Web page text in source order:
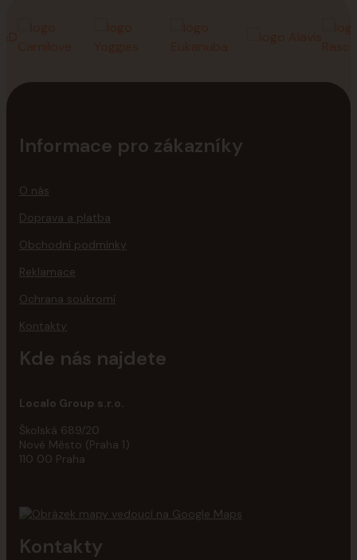
Informace pro zákazníky
O nás
Doprava a platba
Obchodní podmínky
Reklamace
Ochrana soukromí
Kontakty
Kde nás najdete
Localo Group s.r.o.
Školská 689/20
Nové Město (Praha 1)
110 00 Praha
Kontakty